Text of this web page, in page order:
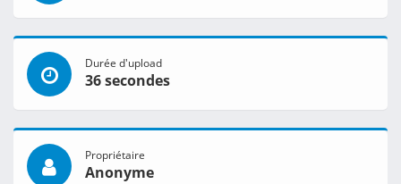
Durée d'upload
36 secondes
Propriétaire
Anonyme